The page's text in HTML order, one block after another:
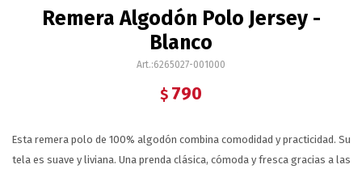
Remera Algodón Polo Jersey -
Blanco
6265027-001000
$ 790
Esta remera polo de 100% algodón combina comodidad y practicidad. Su
tela es suave y liviana. Una prenda clásica, cómoda y fresca gracias a las